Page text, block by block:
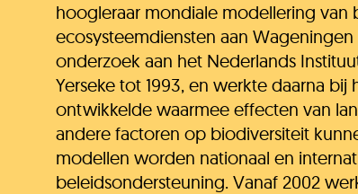
hoogleraar mondiale modellering van
ecosysteemdiensten aan
onderzoek aan het Nederlands
Yerseke tot 1993, en werkte daarna bij
ontwikkelde waarmee effecten van
andere factoren op biodiversiteit
modellen worden nationaal en
beleidsondersteuning. Vanaf 2002